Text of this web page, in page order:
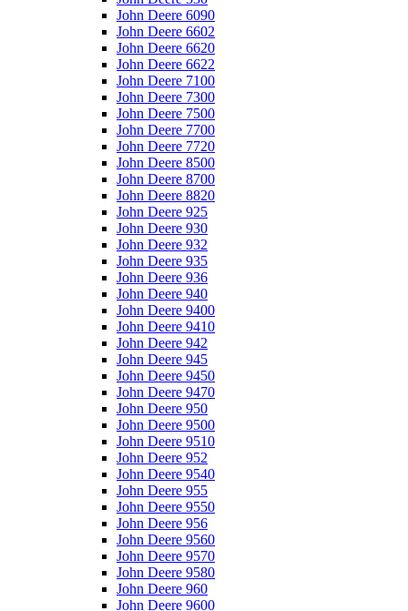
John Deere 6090
John Deere 6602
John Deere 6620
John Deere 6622
John Deere 7100
John Deere 7300
John Deere 7500
John Deere 7700
John Deere 7720
John Deere 8500
John Deere 8700
John Deere 8820
John Deere 925
John Deere 930
John Deere 932
John Deere 935
John Deere 936
John Deere 940
John Deere 9400
John Deere 9410
John Deere 942
John Deere 945
John Deere 9450
John Deere 9470
John Deere 950
John Deere 9500
John Deere 9510
John Deere 952
John Deere 9540
John Deere 955
John Deere 9550
John Deere 956
John Deere 9560
John Deere 9570
John Deere 9580
John Deere 960
John Deere 9600